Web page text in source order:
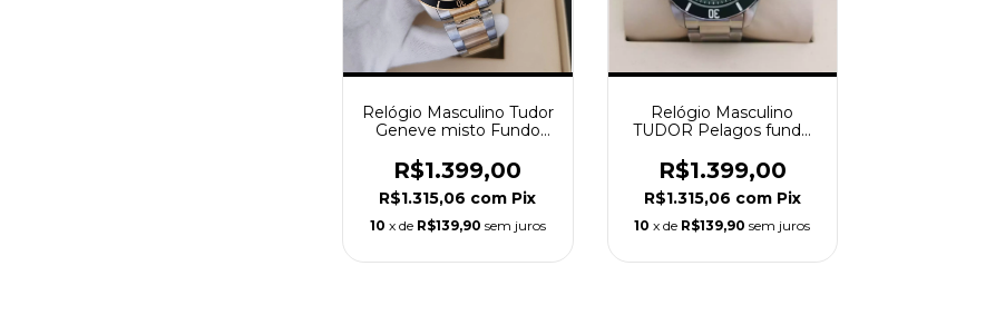
Relógio Masculino Tudor
Geneve misto Fundo
R$1.399,00
R$1.315,06 com Pix
10 x de R$139,90 sem juros
Relógio Masculino
TUDOR Pelagos fundo
R$1.399,00
R$1.315,06 com Pix
10 x de R$139,90 sem juros